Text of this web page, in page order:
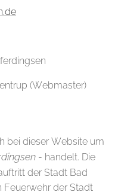
(Webmaster)
bei dieser Website um
- handelt. Die
der Stadt Bad
Feuerwehr der Stadt